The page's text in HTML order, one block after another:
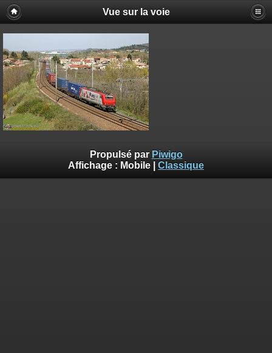
Vue sur la voie
Propulsé par Piwigo
Affichage : Mobile Classique